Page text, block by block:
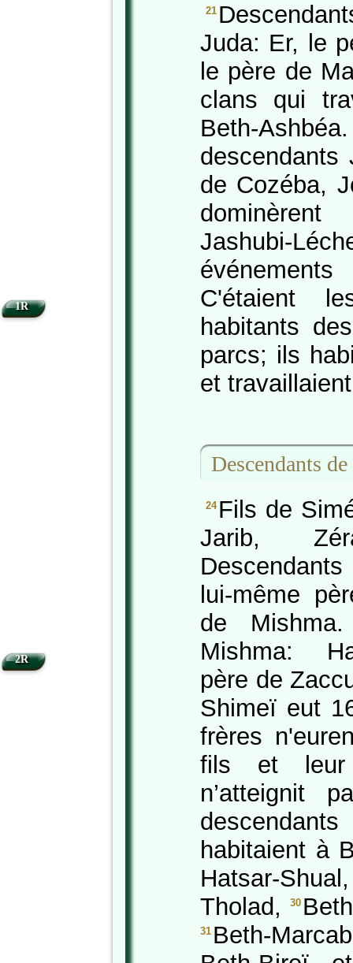
21
Juda: Er, le
le père de
clans qui
Beth-
descendants
de Cozéba,
C'étaient
habitants
parcs; ils
et
Descendants
24 Fils de
Jarib,
lui-même
de
Mishma:
père de
Shimeï eut
frères
fils et leur
n’atteignit
habitaient à
Hatsar-
Tholad,30
31 Beth-
1R
2R